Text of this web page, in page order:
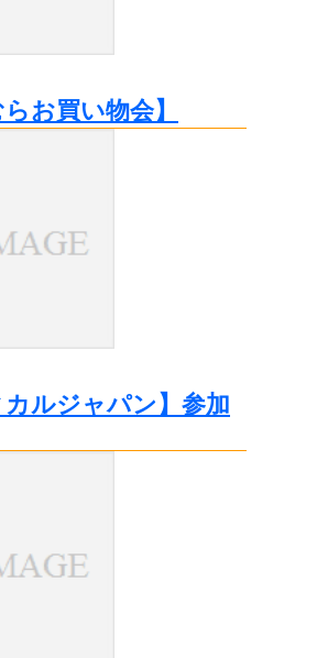
らお買い物会】
カルジャパン】参加